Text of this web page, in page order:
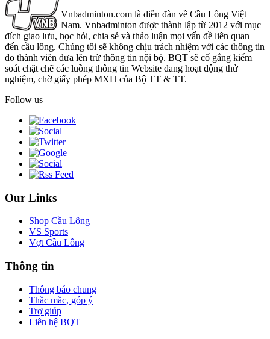
Vnbadminton.com là diễn đàn về Cầu Lông Việt
Nam. Vnbadminton được thành lập từ 2012 với mục
đích giao lưu, học hỏi, chia sẻ và thảo luận mọi vấn đề liên quan
đến cầu lông. Chúng tôi sẽ không chịu trách nhiệm với các thông tin
do thành viên đưa lên trừ thông tin nội bộ. BQT sẽ cố gắng kiểm
soát chặt chẽ các luồng thông tin Website đang hoạt động thử
nghiệm, chờ giấy phép MXH của Bộ TT & TT.
Follow us
Our Links
Shop Cầu Lông
VS Sports
Vợt Cầu Lông
Thông tin
Thông báo chung
Thắc mắc, góp ý
Trợ giúp
Liên hệ BQT